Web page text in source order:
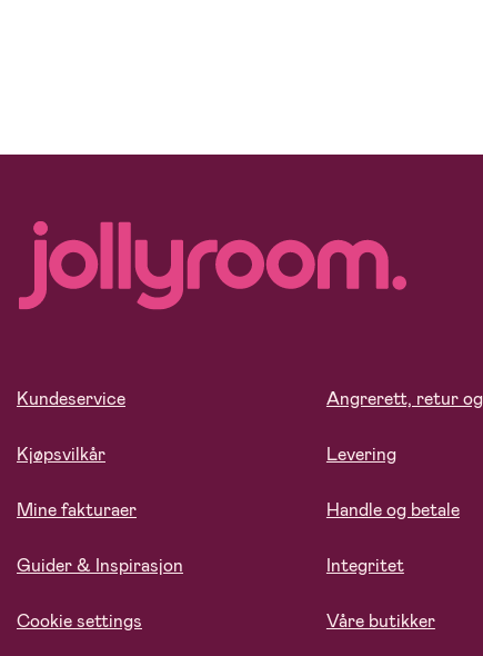
Kundeservice
Kjøpsvilkår
Mine fakturaer
Guider & Inspirasjon
Cookie settings
Angrerett, retur
Levering
Handle og betale
Integritet
Våre butikker